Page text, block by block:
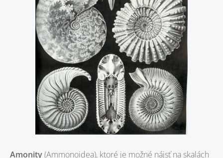
Amonity(Ammonoidea), ktoré je možné nájsť na skalách